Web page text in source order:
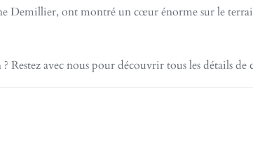
Demillier, ont montré un cœur énorme sur le
avec nous pour découvrir tous les détails de